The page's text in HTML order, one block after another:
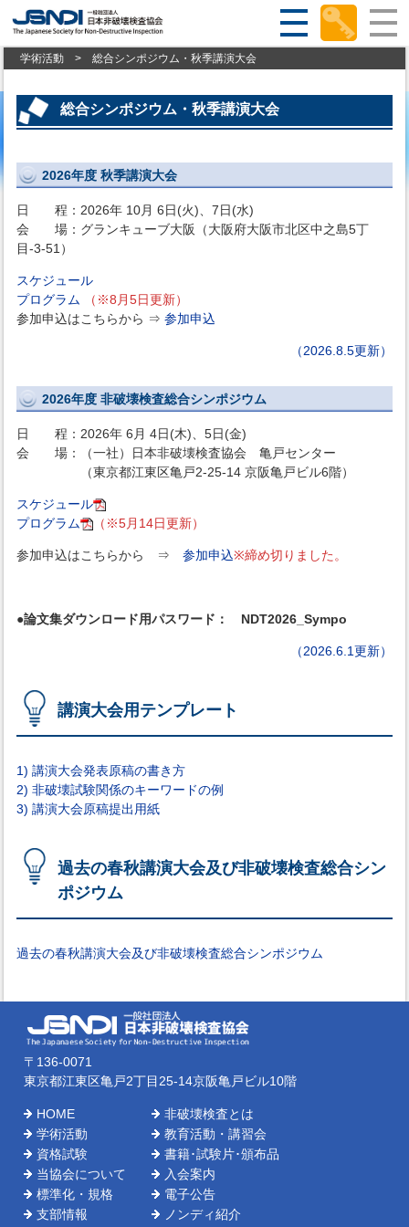
学術活動 > 総合シンポジウム・秋季講演大会
総合シンポジウム・秋季講演大会
2026年度 秋季講演大会
日 程：2026年 10月 6日(火)、7日(水)
会 場：グランキューブ大阪（大阪府大阪市北区中之島5丁
目-3‐51）
スケジュール
プログラム
（※8月5日更新）
参加申込はこちらから ⇒ 参加申込
（2026.8.5更新）
2026年度 非破壊検査総合シンポジウム
日 程：2026年 6月 4日(木)、5日(金)
会 場：（一社）日本非破壊検査協会 亀戸センター
（東京都江東区亀戸2-25-14 京阪亀戸ビル6階）
スケジュール
プログラム
（※5月14日更新）
参加申込はこちらから ⇒ 参加申込※締め切りました。
●論文集ダウンロード用パスワード： NDT2026_Sympo
（2026.6.1更新）
講演大会用テンプレート
1) 講演大会発表原稿の書き方
2) 非破壊試験関係のキーワードの例
3) 講演大会原稿提出用紙
過去の春秋講演大会及び非破壊検査総合シン
ポジウム
過去の春秋講演大会及び非破壊検査総合シンポジウム
〒136-0071
東京都江東区亀戸2丁目25-14京阪亀戸ビル10階
HOME
非破壊検査とは
学術活動
教育活動・講習会
資格試験
書籍･試験片･頒布品
当協会について
入会案内
標準化・規格
電子公告
支部情報
ノンディ紹介